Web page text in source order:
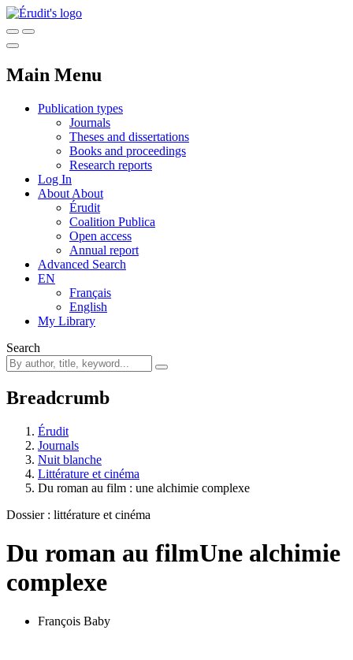
Main Menu
Publication types
Journals
Theses and dissertations
Books and proceedings
Research reports
Log In
About About
Érudit
Coalition Publica
Open access
Annual report
Advanced Search
EN
Français
English
My Library
Search
Breadcrumb
Érudit
Journals
Nuit blanche
Littérature et cinéma
Du roman au film : une alchimie complexe
Dossier : littérature et cinéma
Du roman au filmUne alchimie
complexe
François Baby